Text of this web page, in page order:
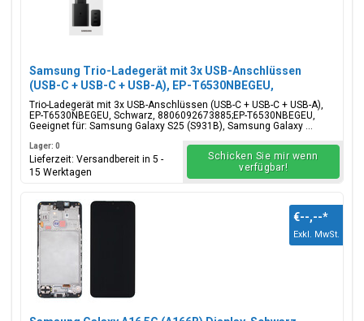
Samsung Trio-Ladegerät mit 3x USB-Anschlüssen
(USB-C + USB-C + USB-A), EP-T6530NBEGEU,
65W/25W/15W, Schwarz, Blisterverpackung,
8806092673885;EP-T6530NBEGEU
Trio-Ladegerät mit 3x USB-Anschlüssen (USB-C + USB-C + USB-A),
EP-T6530NBEGEU, Schwarz, 8806092673885;EP-T6530NBEGEU,
Geeignet für: Samsung Galaxy S25 (S931B), Samsung Galaxy ...
Lager: 0
Lieferzeit: Versandbereit in 5 -
15 Werktagen
Schicken Sie mir wenn
verfügbar!
€--,--*
Exkl. MwSt.